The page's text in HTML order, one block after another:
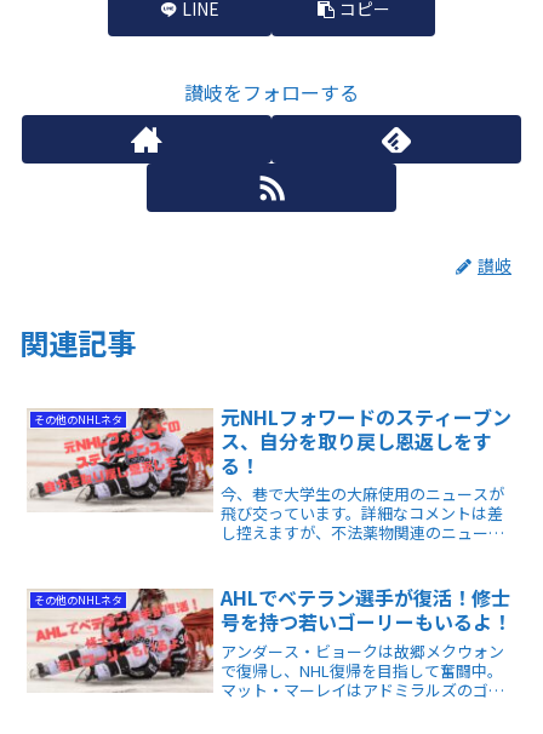
LINE コピー
讃岐をフォローする
讃岐
関連記事
その他のNHLネタ
元NHLフォワードのスティーブン
ス、自分を取り戻し恩返しをす
る！
今、巷で大学生の大麻使用のニュースが
飛び交っています。詳細なコメントは差
し控えますが、不法薬物関連のニュース
うか。 今回の記事は、そんな彼らにぜひ
読んでほしい内容です。
その他のNHLネタ
AHLでベテラン選手が復活！修士
号を持つ若いゴーリーもいるよ！
アンダース・ビョークは故郷メクウォン
で復帰し、NHL復帰を目指して奮闘中。
マット・マーレイはアドミラルズのゴー